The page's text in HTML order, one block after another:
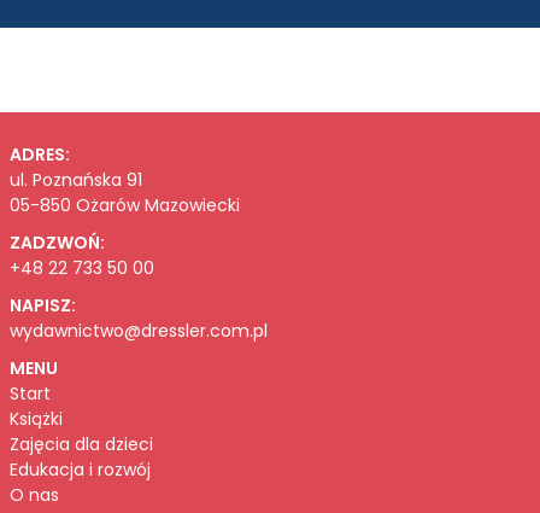
ADRES:
ul. Poznańska 91
05-850 Ożarów Mazowiecki
ZADZWOŃ:
+48 22 733 50 00
NAPISZ:
wydawnictwo@dressler.com.pl
MENU
Start
Książki
Zajęcia dla dzieci
Edukacja i rozwój
O nas